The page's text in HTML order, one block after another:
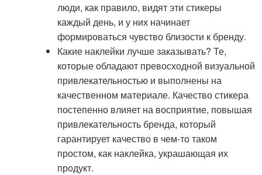
люди, как правило, видят эти стикеры
каждый день, и у них начинает
формироваться чувство близости к бренду.
Какие наклейки лучше заказывать? Те,
которые обладают превосходной визуальной
привлекательностью и выполнены на
качественном материале. Качество стикера
постепенно влияет на восприятие, повышая
привлекательность бренда, который
гарантирует качество в чем-то таком
простом, как наклейка, украшающая их
продукт.